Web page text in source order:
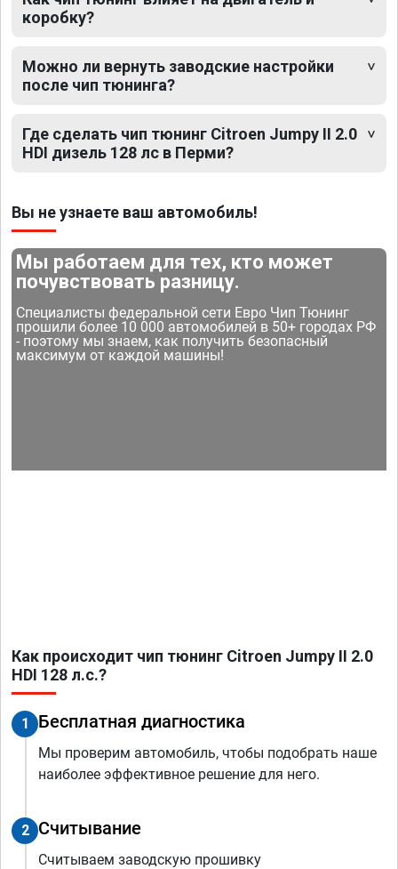
коробку?
Можно ли вернуть заводские настройки
после чип тюнинга?
Где сделать чип тюнинг Citroen Jumpy II 2.0
HDI дизель 128 лс в Перми?
Вы не узнаете ваш автомобиль!
Мы работаем для тех, кто может
почувствовать разницу.
Специалисты федеральной сети Евро Чип Тюнинг
прошили более 10 000 автомобилей в 50+ городах РФ
- поэтому мы знаем, как получить безопасный
максимум от каждой машины!
Как происходит чип тюнинг Citroen Jumpy II 2.0
HDI 128 л.с.?
1 Бесплатная диагностика
Мы проверим автомобиль, чтобы подобрать наше
наиболее эффективное решение для него.
2 Считывание
Считываем заводскую прошивку